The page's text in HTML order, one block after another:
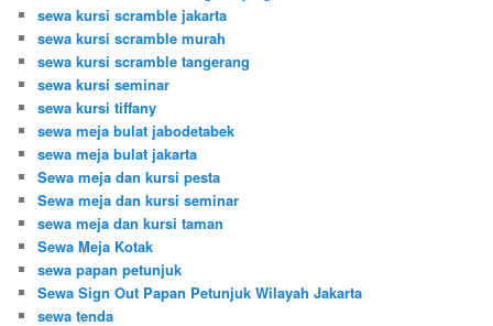
sewa kursi scramble jakarta
sewa kursi scramble murah
sewa kursi scramble tangerang
sewa kursi seminar
sewa kursi tiffany
sewa meja bulat jabodetabek
sewa meja bulat jakarta
Sewa meja dan kursi pesta
Sewa meja dan kursi seminar
sewa meja dan kursi taman
Sewa Meja Kotak
sewa papan petunjuk
Sewa Sign Out Papan Petunjuk Wilayah Jakarta
sewa tenda